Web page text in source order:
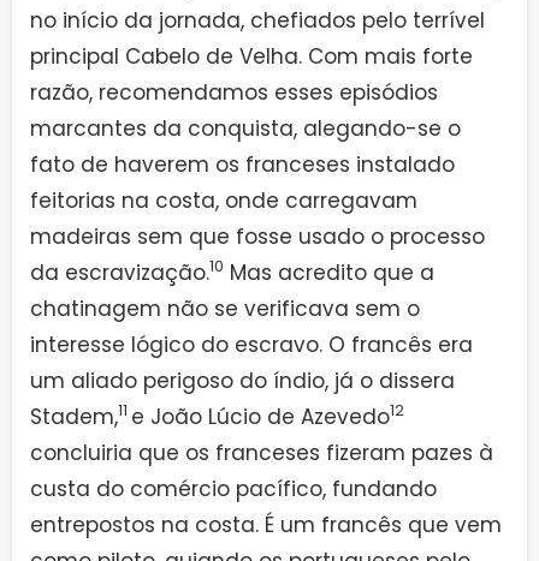
no início da jornada, chefiados pelo terrível
principal Cabelo de Velha. Com mais forte
razão, recomendamos esses episódios
marcantes da conquista, alegando-se o
fato de haverem os franceses instalado
feitorias na costa, onde carregavam
madeiras sem que fosse usado o processo
da escravização.10 Mas acredito que a
chatinagem não se verificava sem o
interesse lógico do escravo. O francês era
um aliado perigoso do índio, já o dissera
Stadem,11 e João Lúcio de Azevedo12
concluiria que os franceses fizeram pazes à
custa do comércio pacífico, fundando
entrepostos na costa. É um francês que vem